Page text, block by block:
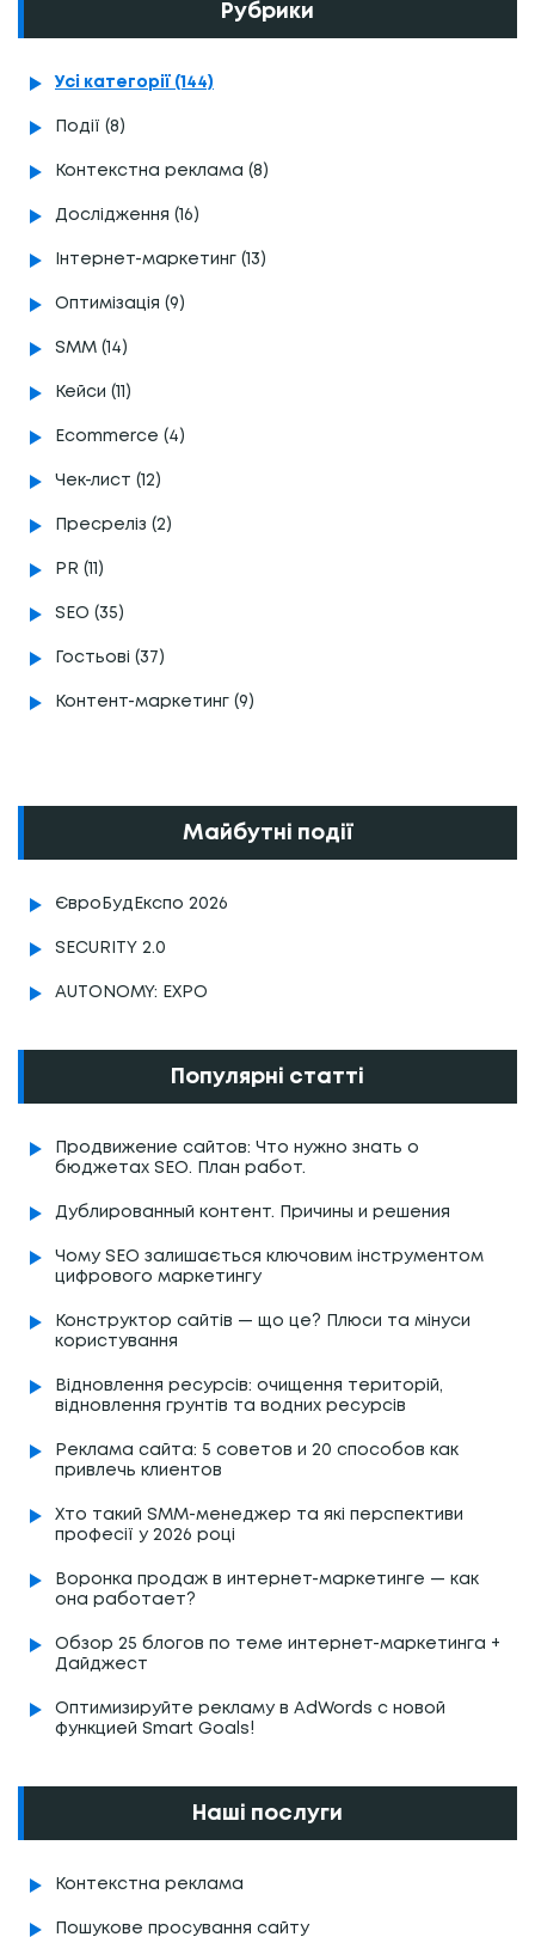
Рубрики
Усі категорії (144)
Події (8)
Контекстна реклама (8)
Дослідження (16)
Інтернет-маркетинг (13)
Оптимізація (9)
SMM (14)
Кейси (11)
Ecommerce (4)
Чек-лист (12)
Пресреліз (2)
PR (11)
SEO (35)
Гостьові (37)
Контент-маркетинг (9)
Майбутні події
ЄвроБудЕкспо 2026
SECURITY 2.0
AUTONOMY: EXPO
Популярні статті
Продвижение сайтов: Что нужно знать о
бюджетах SEO. План работ.
Дублированный контент. Причины и решения
Чому SEO залишається ключовим інструментом
цифрового маркетингу
Конструктор сайтів — що це? Плюси та мінуси
користування
Відновлення ресурсів: очищення територій,
відновлення грунтів та водних ресурсів
Реклама сайта: 5 советов и 20 способов как
привлечь клиентов
Хто такий SMM-менеджер та які перспективи
професії у 2026 році
Воронка продаж в интернет-маркетинге — как
она работает?
Обзор 25 блогов по теме интернет-маркетинга +
Дайджест
Оптимизируйте рекламу в AdWords с новой
функцией Smart Goals!
Наші послуги
Контекстна реклама
Пошукове просування сайту